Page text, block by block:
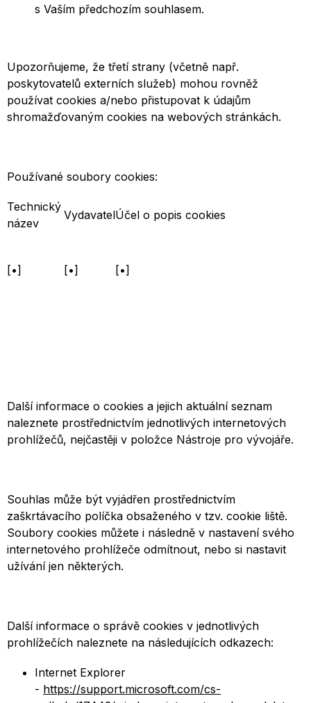
s Vaším předchozím souhlasem.
Upozorňujeme, že třetí strany (včetně např.
poskytovatelů externích služeb) mohou rovněž
používat cookies a/nebo přistupovat k údajům
shromažďovaným cookies na webových stránkách.
Používané soubory cookies:
Technický
název
VydavatelÚčel o popis cookies
[•] [•] [•]
Další informace o cookies a jejich aktuální seznam
naleznete prostřednictvím jednotlivých internetových
prohlížečů, nejčastěji v položce Nástroje pro vývojáře.
Souhlas může být vyjádřen prostřednictvím
zaškrtávacího políčka obsaženého v tzv. cookie liště.
Soubory cookies můžete i následně v nastavení svého
internetového prohlížeče odmítnout, nebo si nastavit
užívání jen některých.
Další informace o správě cookies v jednotlivých
prohlížečích naleznete na následujících odkazech:
Internet Explorer
- https://support.microsoft.com/cs-